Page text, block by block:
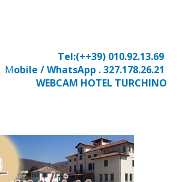
Tel:(++39) 010.92.13.69
Mobile / WhatsApp .327.178.26.21
WEBCAM HOTEL TURCHINO